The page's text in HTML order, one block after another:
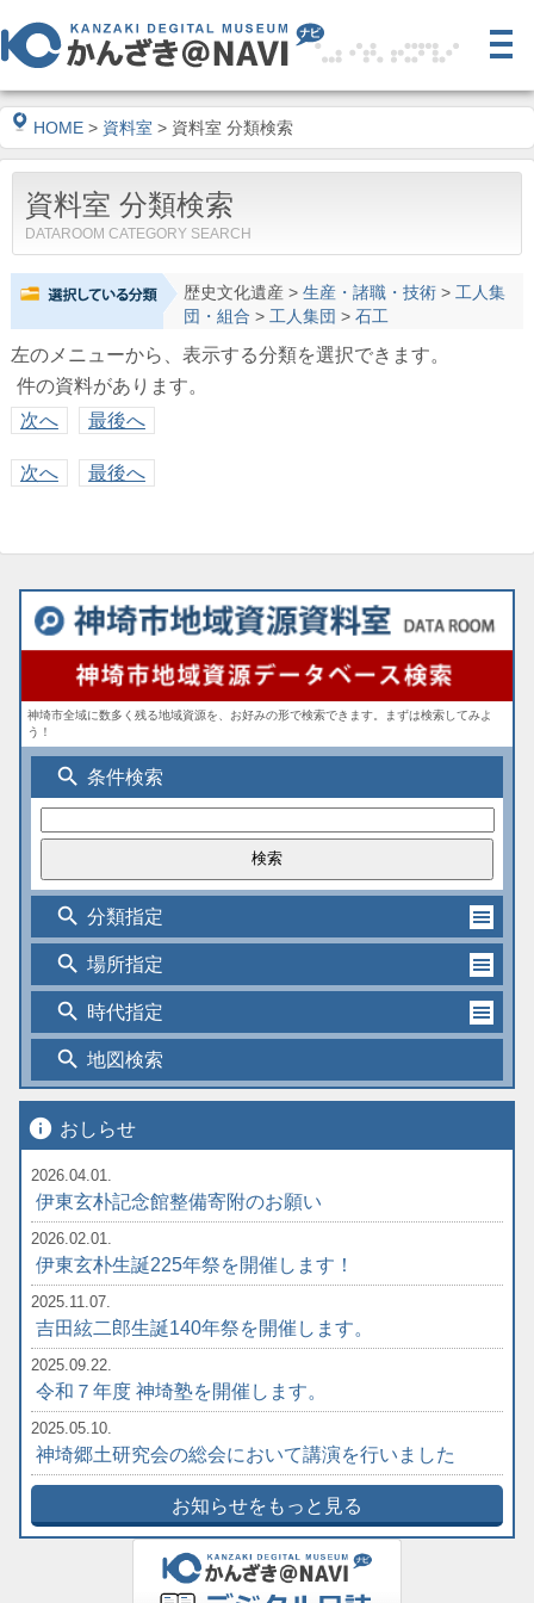
HOME > 資料室 > 資料室 分類検索
資料室 分類検索
DATAROOM CATEGORY SEARCH
歴史文化遺産> 生産・諸職・技術> 工人集
団・組合 > 工人集団 > 石工
左のメニューから、表示する分類を選択できます。
件の資料があります。
次へ
最後へ
次へ 最後へ
神埼市全域に数多く残る地域資源を、お好みの形で検索できます。まずは検索してみよ
う！
search 条件検索
search 分類指定
search 場所指定
search 時代指定
search 地図検索
info おしらせ
2026.04.01.
伊東玄朴記念館整備寄附のお願い
2026.02.01.
伊東玄朴生誕225年祭を開催します！
2025.11.07.
吉田絃二郎生誕140年祭を開催します。
2025.09.22.
令和７年度 神埼塾を開催します。
2025.05.10.
神埼郷土研究会の総会において講演を行いました
お知らせをもっと見る